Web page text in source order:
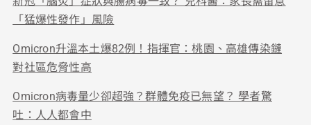
「猛爆性發作」風險
Omicron升溫本土爆82例！指揮官：桃園、高雄傳染鏈
對社區危脅性高
Omicron病毒量少卻超強？群體免疫已無望？ 學者驚
吐：人人都會中